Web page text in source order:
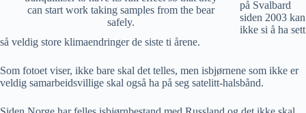
can start work taking samples from the bear
safely.
på Svalbard
siden 2003 kan
ikke si å ha sett
så veldig store klimaendringer de siste ti årene.
Som fotoet viser, ikke bare skal det telles, men isbjørnene som ikke er
veldig samarbeidsvillige skal også ha på seg satelitt-halsbånd.